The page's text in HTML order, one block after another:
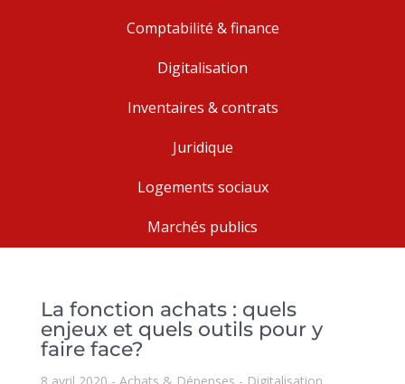
Comptabilité & finance
Digitalisation
Inventaires & contrats
Juridique
Logements sociaux
Marchés publics
La fonction achats : quels
enjeux et quels outils pour y
faire face?